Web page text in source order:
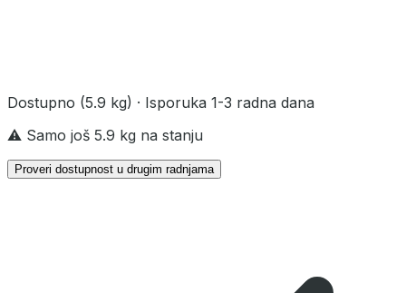
Dostupno (5.9 kg) · Isporuka 1-3 radna dana
⚠️ Samo još 5.9 kg na stanju
Proveri dostupnost u drugim radnjama